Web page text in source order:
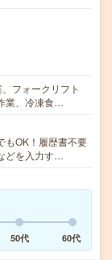
フォークリフト
業、冷凍食…
もOK！履歴書不要
どを入力す…
50代 60代